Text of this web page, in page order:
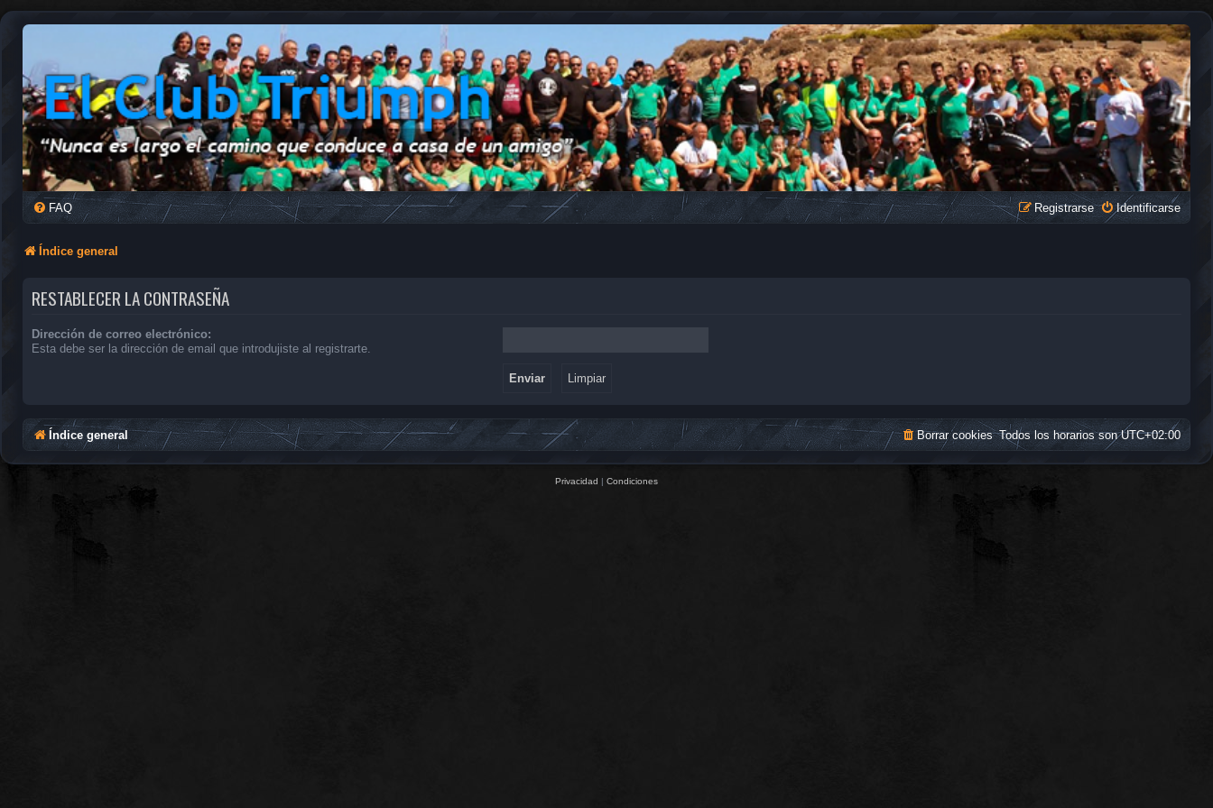
FAQ Identificarse
Registrarse
Índice general
RESTABLECER LA CONTRASEÑA
Dirección de correo electrónico:
Esta debe ser la dirección de email que introdujiste al registrarte.
Índice general Todos los horarios sonUTC+02:00
Borrar cookies
Privacidad | Condiciones